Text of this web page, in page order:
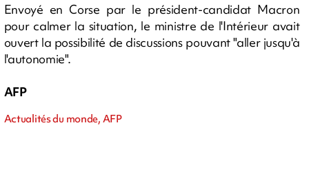
Envoyé en Corse par le président-candidat Macron
pour calmer la situation, le ministre de l'Intérieur avait
ouvert la possibilité de discussions pouvant "aller jusqu'à
l'autonomie".
AFP
Actualités du monde, AFP